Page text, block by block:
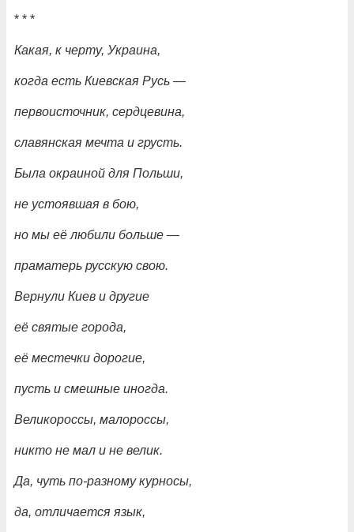
* * *
Какая, к черту, Украина,
когда есть Киевская Русь —
первоисточник, сердцевина,
славянская мечта и грусть.
Была окраиной для Польши,
не устоявшая в бою,
но мы её любили больше —
праматерь русскую свою.
Вернули Киев и другие
её святые города,
её местечки дорогие,
пусть и смешные иногда.
Великороссы, малороссы,
никто не мал и не велик.
Да, чуть по-разному курносы,
да, отличается язык,